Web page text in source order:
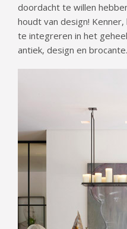
doordacht te willen
houdt van design!
te integreren in het
antiek, design en brocante.